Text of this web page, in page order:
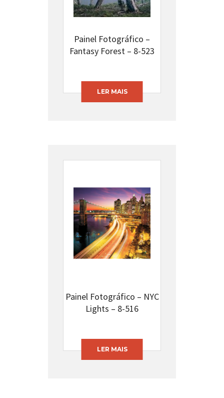
Painel Fotográfico –
Fantasy Forest – 8-523
LER MAIS
Painel Fotográfico – NYC
Lights – 8-516
LER MAIS